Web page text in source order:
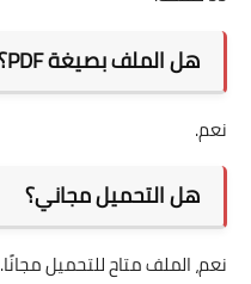
هل الملف بصيغة PDF؟
نعم.
هل التحميل مجاني؟
نعم، الملف متاح للتحميل مجانًا.